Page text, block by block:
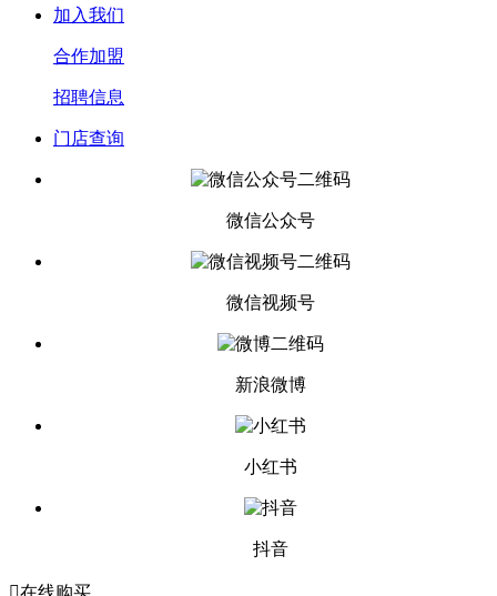
加入我们
合作加盟
招聘信息
门店查询
微信公众号
微信视频号
新浪微博
小红书
抖音